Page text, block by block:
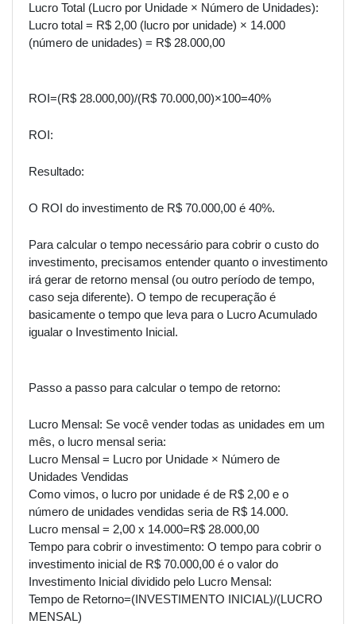
Lucro Total (Lucro por Unidade × Número de Unidades):
Lucro total = R$ 2,00 (lucro por unidade) × 14.000
(número de unidades) = R$ 28.000,00
ROI=(R$ 28.000,00)/(R$ 70.000,00)×100=40%
ROI:
Resultado:
O ROI do investimento de R$ 70.000,00 é 40%.
Para calcular o tempo necessário para cobrir o custo do
investimento, precisamos entender quanto o investimento
irá gerar de retorno mensal (ou outro período de tempo,
caso seja diferente). O tempo de recuperação é
basicamente o tempo que leva para o Lucro Acumulado
igualar o Investimento Inicial.
Passo a passo para calcular o tempo de retorno:
Lucro Mensal: Se você vender todas as unidades em um
mês, o lucro mensal seria:
Lucro Mensal = Lucro por Unidade × Número de
Unidades Vendidas
Como vimos, o lucro por unidade é de R$ 2,00 e o
número de unidades vendidas seria de R$ 14.000.
Lucro mensal = 2,00 x 14.000=R$ 28.000,00
Tempo para cobrir o investimento: O tempo para cobrir o
investimento inicial de R$ 70.000,00 é o valor do
Investimento Inicial dividido pelo Lucro Mensal:
Tempo de Retorno=(INVESTIMENTO INICIAL)/(LUCRO
MENSAL)